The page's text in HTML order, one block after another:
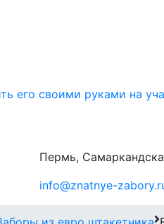
его своими руками на
Пермь,
info@znatnye-